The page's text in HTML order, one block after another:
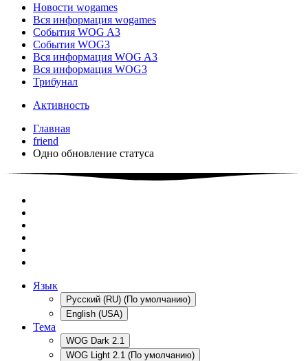
Новости wogames
Вся информация wogames
События WOG A3
События WOG3
Вся информация WOG A3
Вся информация WOG3
Трибунал
Активность
Главная
friend
Одно обновление статуса
Язык
Русский (RU) (По умолчанию)
English (USA)
Тема
WOG Dark 2.1
WOG Light 2.1 (По умолчанию)